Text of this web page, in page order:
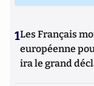
1Les Français
européenne
ira le grand